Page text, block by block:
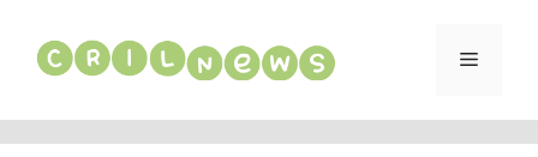
contenuto
Menu